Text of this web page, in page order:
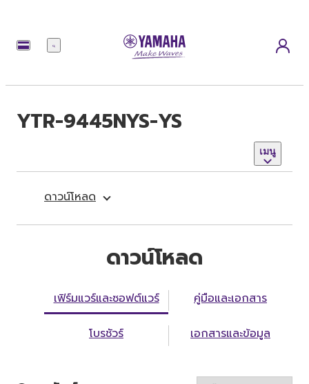
เมนู
YTR-9445NYS-YS
เมนู
ดาวน์โหลด
ดาวน์โหลด
เฟิร์มแวร์และซอฟต์แวร์ คู่มือและเอกสาร
โบรชัวร์ เอกสารและข้อมูล